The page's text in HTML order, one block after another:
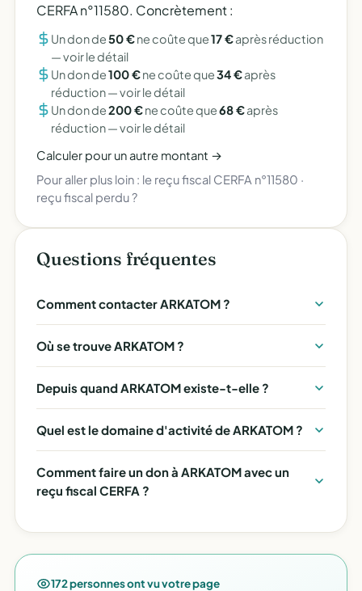
CERFA n°11580. Concrètement :
Un don de50 €ne coûte que17 €après réduction
—voir le détail
Un don de100 €ne coûte que34 €après
réduction —voir le détail
Un don de200 €ne coûte que68 €après
réduction —voir le détail
Calculer pour un autre montant →
Pour aller plus loin : le reçu fiscal CERFA n°11580 ·
reçu fiscal perdu ?
Questions fréquentes
Comment contacter ARKATOM ?
Où se trouve ARKATOM ?
Depuis quand ARKATOM existe-t-elle ?
Quel est le domaine d'activité de ARKATOM ?
Comment faire un don à ARKATOM avec un
reçu fiscal CERFA ?
172 personnes ont vu votre page